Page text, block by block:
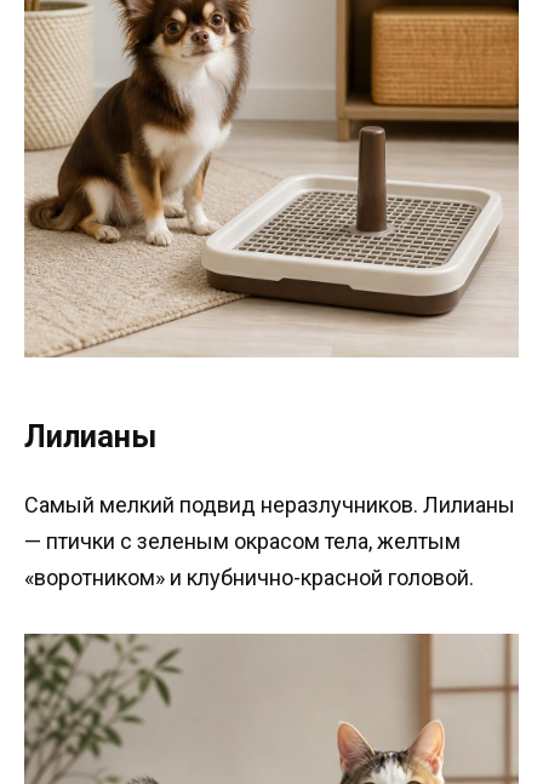
Лилианы
Самый мелкий подвид неразлучников. Лилианы
— птички с зеленым окрасом тела, желтым
«воротником» и клубнично-красной головой.